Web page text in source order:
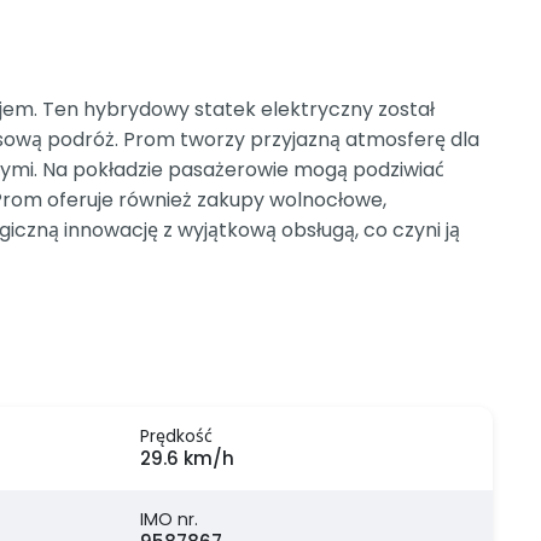
Ten hybrydowy statek elektryczny został
podróż. Prom tworzy przyjazną atmosferę dla
Na pokładzie pasażerowie mogą podziwiać
oferuje również zakupy wolnocłowe,
innowację z wyjątkową obsługą, co czyni ją
Prędkość
29.6 km/h
IMO nr.